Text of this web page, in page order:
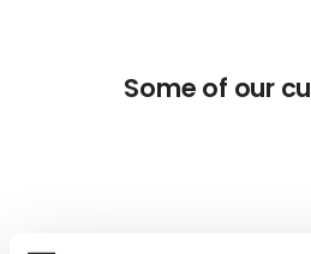
Some of our